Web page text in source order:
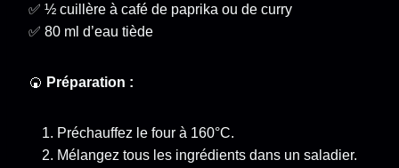
✅ ½ cuillère à café de paprika ou de curry
✅ 80 ml d’eau tiède
🍘 Préparation :
Préchauffez le four à 160°C.
Mélangez tous les ingrédients dans un saladier.